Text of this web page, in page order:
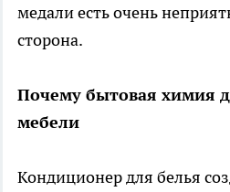
медали есть очень
сторона.
Почему бытовая химия
мебели
Кондиционер для белья